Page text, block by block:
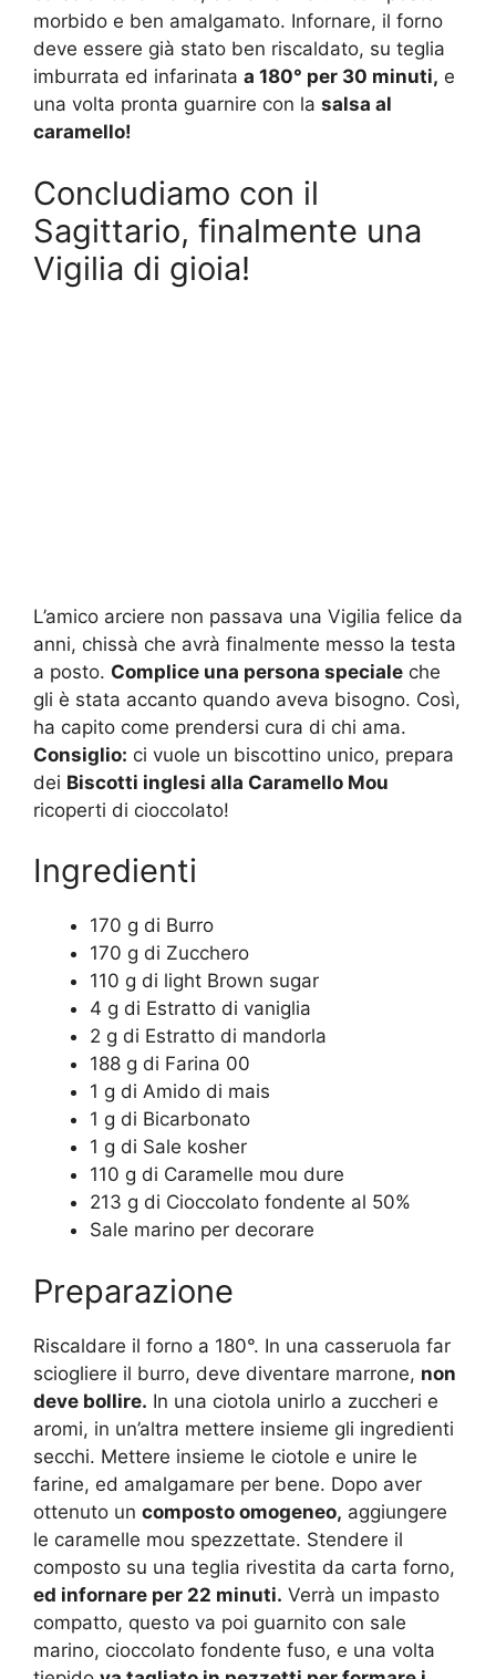
morbido e ben amalgamato. Infornare, il forno
deve essere già stato ben riscaldato, su teglia
imburrata ed infarinata a 180° per 30 minuti, e
una volta pronta guarnire con la salsa al
caramello!
Concludiamo con il
Sagittario, finalmente una
Vigilia di gioia!
L’amico arciere non passava una Vigilia felice da
anni, chissà che avrà finalmente messo la testa
a posto. Complice una persona speciale che
gli è stata accanto quando aveva bisogno. Così,
ha capito come prendersi cura di chi ama.
Consiglio: ci vuole un biscottino unico, prepara
dei Biscotti inglesi alla Caramello Mou
ricoperti di cioccolato!
Ingredienti
170 g di Burro
170 g di Zucchero
110 g di light Brown sugar
4 g di Estratto di vaniglia
2 g di Estratto di mandorla
188 g di Farina 00
1 g di Amido di mais
1 g di Bicarbonato
1 g di Sale kosher
110 g di Caramelle mou dure
213 g di Cioccolato fondente al 50%
Sale marino per decorare
Preparazione
Riscaldare il forno a 180°. In una casseruola far
sciogliere il burro, deve diventare marrone, non
deve bollire. In una ciotola unirlo a zuccheri e
aromi, in un’altra mettere insieme gli ingredienti
secchi. Mettere insieme le ciotole e unire le
farine, ed amalgamare per bene. Dopo aver
ottenuto un composto omogeneo, aggiungere
le caramelle mou spezzettate. Stendere il
composto su una teglia rivestita da carta forno,
ed infornare per 22 minuti. Verrà un impasto
compatto, questo va poi guarnito con sale
marino, cioccolato fondente fuso, e una volta